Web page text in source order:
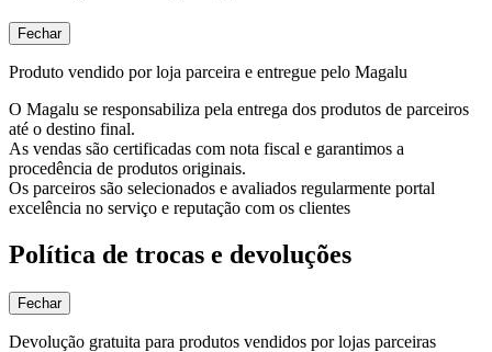
Fechar
Produto vendido por loja parceira e entregue pelo Magalu
O Magalu se responsabiliza pela entrega dos produtos de parceiros
até o destino final.
As vendas são certificadas com nota fiscal e garantimos a
procedência de produtos originais.
Os parceiros são selecionados e avaliados regularmente portal
excelência no serviço e reputação com os clientes
Política de trocas e devoluções
Fechar
Devolução gratuita para produtos vendidos por lojas parceiras